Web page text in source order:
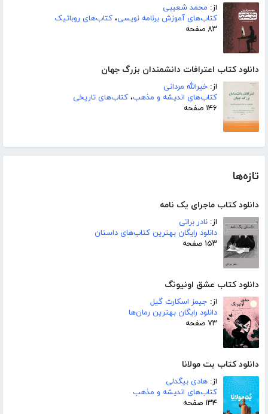
از: محمد شعیبی
کتاب‌های آموزش برنامه نویسی، کتاب‌های روباتیک
۸۳ صفحه
دانلود کتاب اعترافات دانشمندان بزرگ جهان
از: خیرالله مردانی
کتاب‌های اندیشه و مذهب، کتاب‌های تاریخی
۱۴۶ صفحه
تازه‌ها
دانلود کتاب ماجرای یک نامه
از: نادر براتی
دانلود رایگان بهترین کتاب‌های داستان
۱۵۳ صفحه
دانلود کتاب عشق اونیونگ
از: جیمز اسکارث گیل
دانلود رایگان بهترین رمان‌ها
۷۳ صفحه
دانلود کتاب بت مولانا
از: هادی بیگدلی
کتاب‌های اندیشه و مذهب
۱۳۴ صفحه